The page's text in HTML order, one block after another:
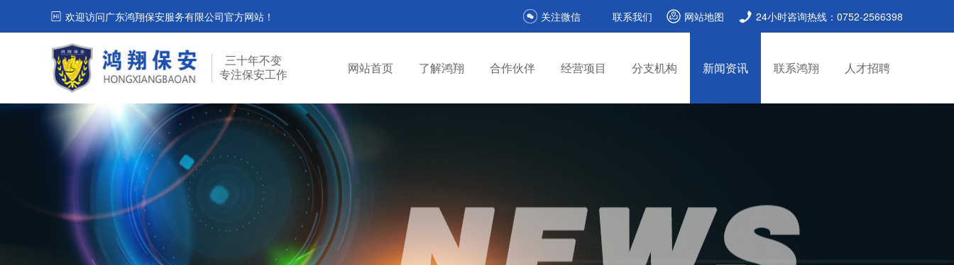
欢迎访问广东鸿翔保安服务有限公司官方网站！ 关注微信 联系我们 网站地图 24小时咨询热线：0752-2566398
三十年不变
专注保安工作
网站首页 了解鸿翔 合作伙伴 经营项目 分支机构 新闻资讯 联系鸿翔 人才招聘